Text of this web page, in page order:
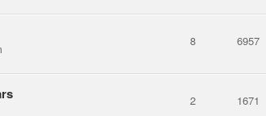
8 6957
2 1671